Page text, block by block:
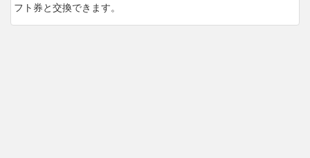
フト券と交換できます。